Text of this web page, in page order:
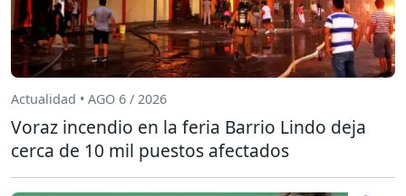
Actualidad • AGO 6 / 2026
Voraz incendio en la feria Barrio Lindo deja
cerca de 10 mil puestos afectados